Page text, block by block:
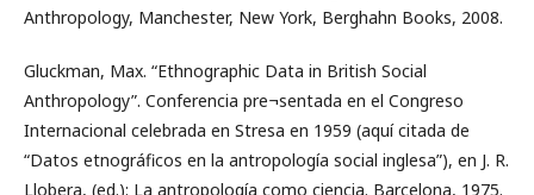
Anthropology, Manchester, New York, Berghahn Books, 2008.
Gluckman, Max. “Ethnographic Data in British Social
Anthropology”. Conferencia pre¬sentada en el Congreso
Internacional celebrada en Stresa en 1959 (aquí citada de
“Datos etnográficos en la antropología social inglesa”), en J. R.
Llobera, (ed.): La antropología como ciencia. Barcelona, 1975.